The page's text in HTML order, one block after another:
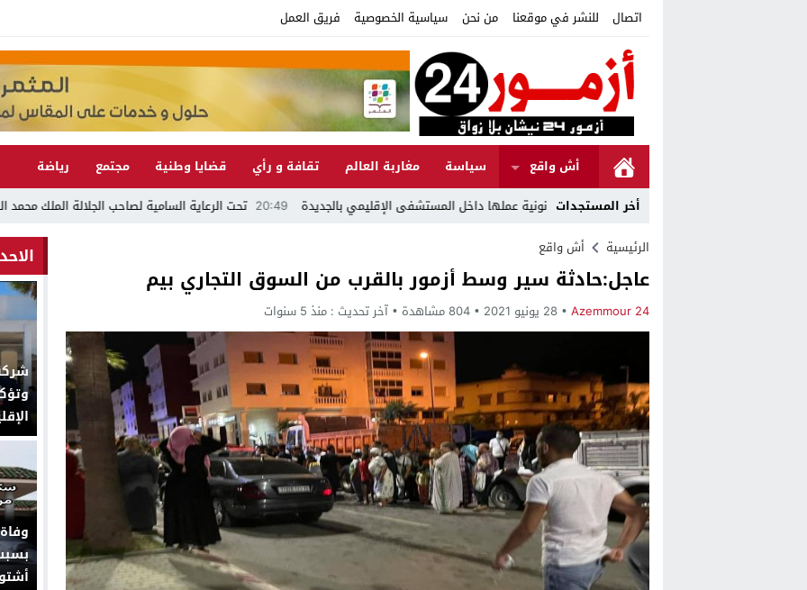
اتصال للنشر في موقعنا من نحن سياسية الخصوصية فريق العمل
أش واقع سياسة مغاربة العالم تقافة و رأي قضايا وطنية مجتمع
رياضة
أخر المستجدات
20:49 تحت الرعاية السامية لصاحب الجلالة الملك محمد السادس نصره الله موسم مولاي عبد الله أمغار
الرئيسية
أش واقع
عاجل:حادثة سير وسط أزمور بالقرب من السوق التجاري بيم
Azemmour 24 28 يونيو 2021 804 مشاهدة آخر تحديث : منذ 5 سنوات